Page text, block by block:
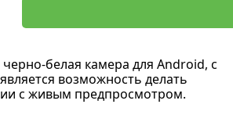
белая камера для Android, с
возможность делать
с живым предпросмотром.